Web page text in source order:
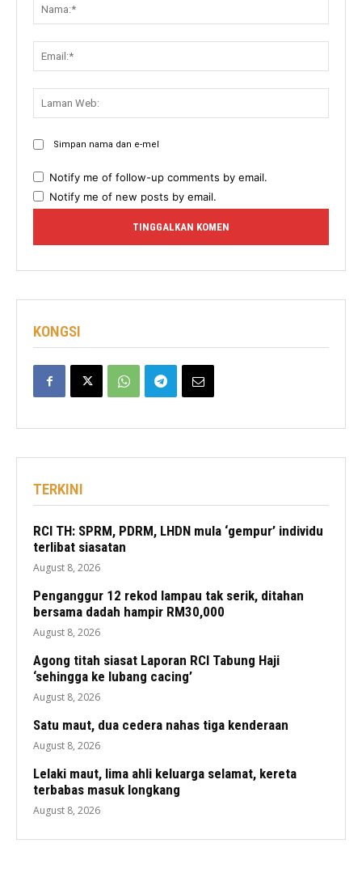
Simpan nama dan e-mel
Notify me of follow-up comments by email.
Notify me of new posts by email.
KONGSI
TERKINI
RCI TH: SPRM, PDRM, LHDN mula ‘gempur’ individu
terlibat siasatan
August 8, 2026
Penganggur 12 rekod lampau tak serik, ditahan
bersama dadah hampir RM30,000
August 8, 2026
Agong titah siasat Laporan RCI Tabung Haji
‘sehingga ke lubang cacing’
August 8, 2026
Satu maut, dua cedera nahas tiga kenderaan
August 8, 2026
Lelaki maut, lima ahli keluarga selamat, kereta
terbabas masuk longkang
August 8, 2026